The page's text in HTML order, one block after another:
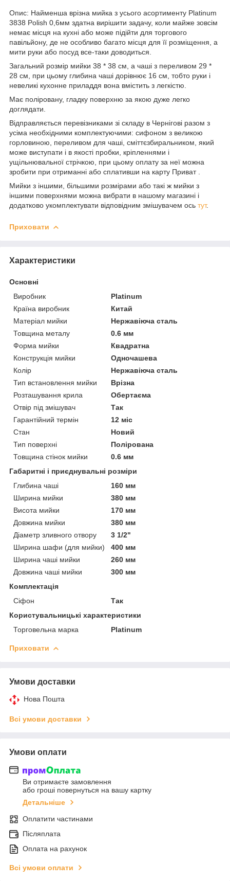
Опис: Найменша врізна мийка з усього асортименту Platinum
3838 Polish 0,6мм здатна вирішити задачу, коли майже зовсім
немає місця на кухні або може підійти для торгового
павільйону, де не особливо багато місця для її розміщення, а
мити руки або посуд все-таки доводиться.
Загальний розмір мийки 38 * 38 см, а чаші з переливом 29 *
28 см, при цьому глибина чаші дорівнює 16 см, тобто руки і
невеликі кухонне приладдя вона вмістить з легкістю.
Має поліровану, гладку поверхню за якою дуже легко
доглядати.
Відправляється перевізниками зі складу в Чернігові разом з
усіма необхідними комплектуючими: сифоном з великою
горловиною, переливом для чаші, сміттєзбиральником, який
може виступати і в якості пробки, кріпленнями і
ущільнювальної стрічкою, при цьому оплату за неї можна
зробити при отриманні або сплативши на карту Приват .
Мийки з іншими, більшими розмірами або такі ж мийки з
іншими поверхнями можна вибрати в нашому магазині і
додатково укомплектувати відповідним змішувачем ось тут.
Приховати
Характеристики
Основні
Виробник
Platinum
Країна виробник
Китай
Матеріал мийки
Нержавіюча сталь
Товщина металу
0.6 мм
Форма мийки
Квадратна
Конструкція мийки
Одночашева
Колір
Нержавіюча сталь
Тип встановлення мийки
Врізна
Розташування крила
Обертаєма
Отвір під змішувач
Так
Гарантійний термін
12 міс
Стан
Новий
Тип поверхні
Полірована
Товщина стінок мийки
0.6 мм
Габаритні і приєднувальні розміри
Глибина чаші
160 мм
Ширина мийки
380 мм
Висота мийки
170 мм
Довжина мийки
380 мм
Діаметр зливного отвору
3 1/2"
Ширина шафи (для мийки)
400 мм
Ширина чаші мийки
260 мм
Довжина чаші мийки
300 мм
Комплектація
Сіфон
Так
Користувальницькі характеристики
Торговельна марка
Platinum
Приховати
Умови доставки
Нова Пошта
Всі умови доставки
Умови оплати
Ви отримаєте замовлення
або гроші повернуться на вашу картку
Детальніше
Оплатити частинами
Післяплата
Оплата на рахунок
Всі умови оплати